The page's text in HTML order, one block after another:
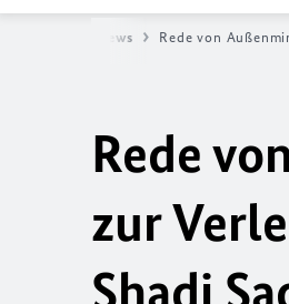
News Rede von
Rede
zur
Shadi